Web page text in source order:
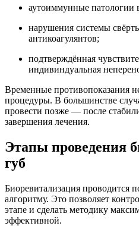
аутоиммунные патологии
нарушения системы
антикоагулянтов;
подтверждённая
индивиндуальная
Временные противопоказания
процедуры. В большинстве
провести позже — после
завершения лечения.
Этапы проведения
губ
Биоревитализация проводится
алгоритму. Это позволяет
этапе и сделать методику
эффективной.